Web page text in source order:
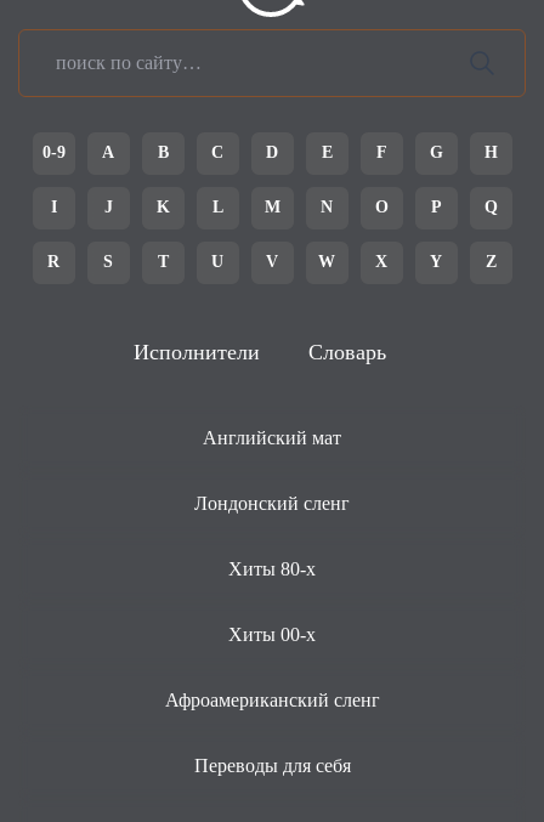
0-9 A B C D E F G H
I J K L M N O P Q
R S T U V W X Y Z
Исполнители Словарь
Английский мат
Лондонский сленг
Хиты 80-х
Хиты 00-х
Афроамериканский сленг
Переводы для себя